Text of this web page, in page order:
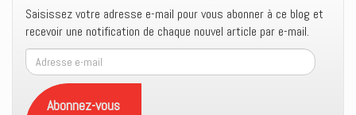
Saisissez votre adresse e-mail pour vous abonner à ce blog et
recevoir une notification de chaque nouvel article par e-mail.
Adresse
e-
mail
Abonnez-vous